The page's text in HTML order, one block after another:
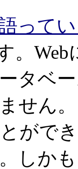
って
。
タベ
せん
がで
しか